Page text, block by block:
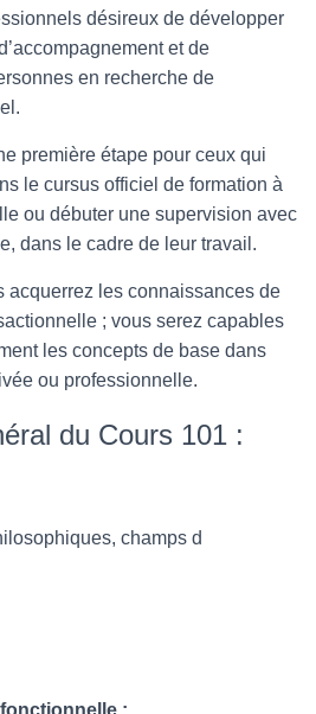
désireux de développer
et de
en recherche de
première étape pour ceux qui
le cursus officiel de formation à
ou débuter une supervision avec
dans le cadre de leur travail.
acquerrez les connaissances de
; vous serez capables
les concepts de base dans
ou professionnelle.
du Cours 101 :
champs d
: